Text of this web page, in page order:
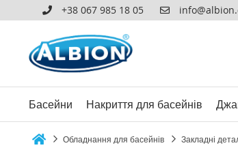
+38 067 985 18 05
Басейни Накриття для басейнів
Обладнання для басейнів Закладні